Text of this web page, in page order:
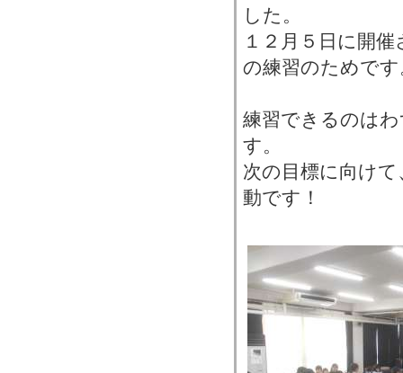
した。
１２月５日に開
の練習のためです
練習できるのは
す。
次の目標に向け
動です！